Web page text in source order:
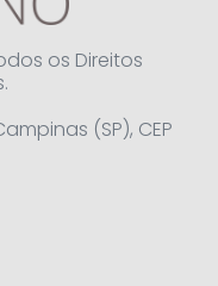
os Direitos
(SP), CEP